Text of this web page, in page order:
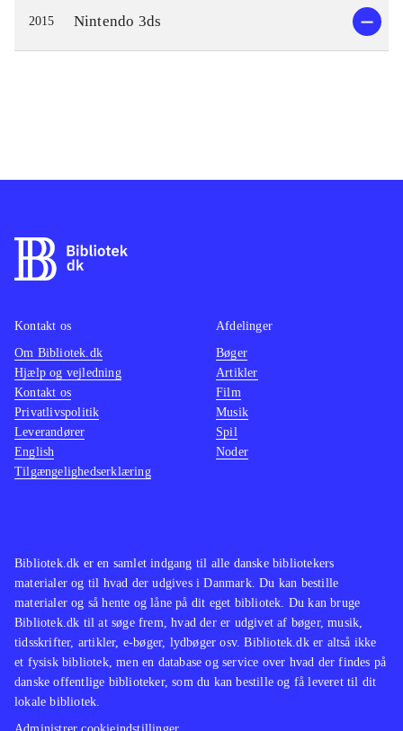
2015 Nintendo 3ds
Bibliotek.dk er en samlet indgang til alle danske bibliotekers
materialer og til hvad der udgives i Danmark. Du kan bestille
materialer og så hente og låne på dit eget bibliotek. Du kan bruge
Bibliotek.dk til at søge frem, hvad der er udgivet af bøger, musik,
tidsskrifter, artikler, e-bøger, lydbøger osv. Bibliotek.dk er altså ikke
et fysisk bibliotek, men en database og service over hvad der findes på
danske offentlige biblioteker, som du kan bestille og få leveret til dit
lokale bibliotek.
Kontakt os
Om Bibliotek.dk
Hjælp og vejledning
Kontakt os
Privatlivspolitik
Leverandører
English
Tilgængelighedserklæring
Afdelinger
Bøger
Artikler
Film
Musik
Spil
Noder